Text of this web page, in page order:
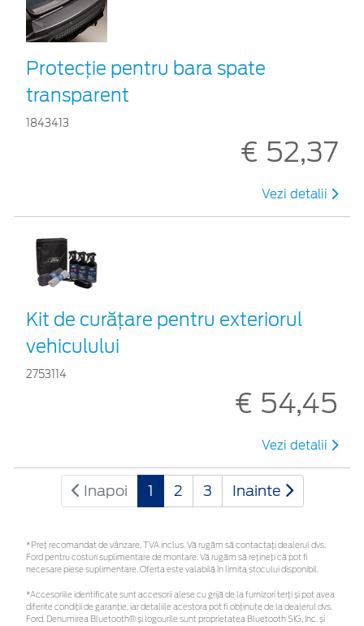
Protecţie pentru bara spate
transparent
1843413
€ 52,37
Vezi detalii
Kit de curățare pentru exteriorul
vehiculului
2753114
€ 54,45
Vezi detalii
Inapoi 1 2 3 Inainte
*Preţ recomandat de vânzare, TVA inclus. Vă rugăm să contactaţi dealerul dvs.
Ford pentru costuri suplimentare de montare. Vă rugăm să rețineți că pot fi
necesare piese suplimentare. Oferta este valabilă în limita stocului disponibil.
*Accesoriile identificate sunt accesorii alese cu grijă de la furnizori terți și pot avea
diferite condiții de garanție, iar detaliile acestora pot fi obținute de la dealerul dvs.
Ford. Denumirea Bluetooth® și logourile sunt proprietatea Bluetooth SIG, Inc. și